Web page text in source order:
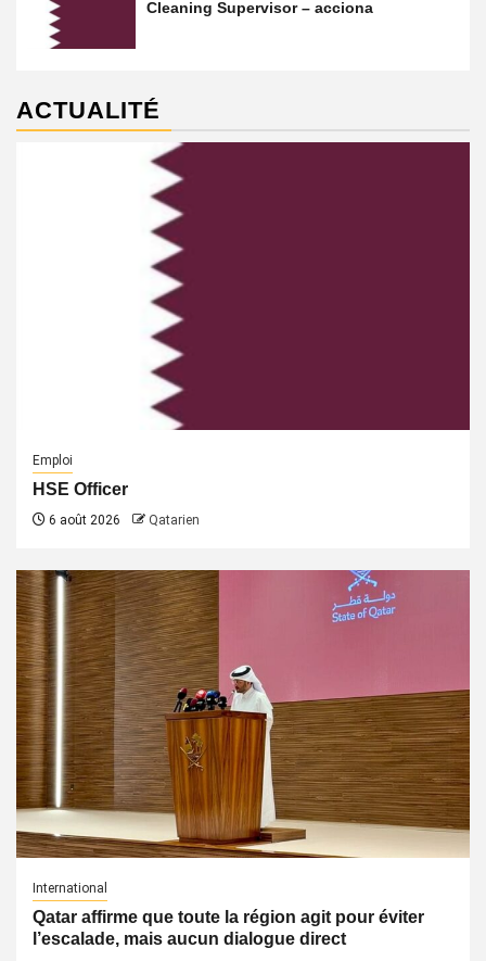
Cleaning Supervisor – acciona
ACTUALITÉ
Emploi
HSE Officer
6 août 2026 Qatarien
International
Qatar affirme que toute la région agit pour éviter
l’escalade, mais aucun dialogue direct